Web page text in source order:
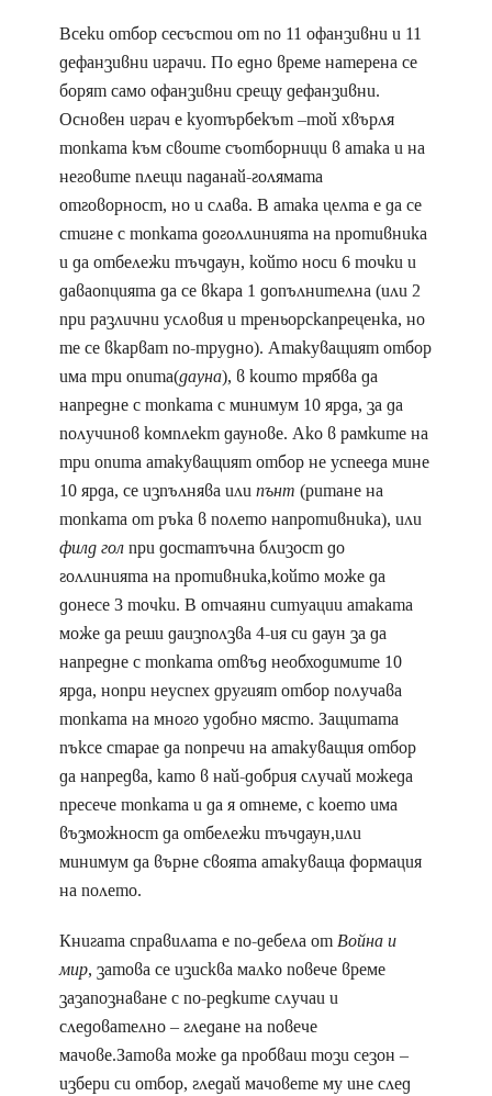
Всеки отбор сесъстои от по 11 офанзивни и 11
дефанзивни играчи. По едно време натерена се
борят само офанзивни срещу дефанзивни.
Основен играч е куотърбекът –той хвърля
топката към своите съотборници в атака и на
неговите плещи паданай-голямата
отговорност, но и слава. В атака целта е да се
стигне с топката доголлинията на противника
и да отбележи тъчдаун, който носи 6 точки и
даваопцията да се вкара 1 допълнителна (или 2
при различни условия и треньорскапреценка, но
те се вкарват по-трудно). Атакуващият отбор
има три опита(дауна), в които трябва да
напредне с топката с минимум 10 ярда, за да
получинов комплект даунове. Ако в рамките на
три опита атакуващият отбор не успееда мине
10 ярда, се изпълнява илипънт (ритане на
топката от ръка в полето напротивника), или
филд голпри достатъчна близост до
голлинията на противника,който може да
донесе 3 точки. В отчаяни ситуации атаката
може да реши даизползва 4-ия си даун за да
напредне с топката отвъд необходимите 10
ярда, нопри неуспех другият отбор получава
топката на много удобно място. Защитата
пъксе старае да попречи на атакуващия отбор
да напредва, като в най-добрия случай можеда
пресече топката и да я отнеме, с което има
възможност да отбележи тъчдаун,или
минимум да върне своята атакуваща формация
на полето.
Книгата справилата е по-дебела отВойна и
мир, затова се изисква малко повече време
зазапознаване с по-редките случаи и
следователно – гледане на повече
мачове.Затова може да пробваш този сезон –
избери си отбор, гледай мачовете му ине след